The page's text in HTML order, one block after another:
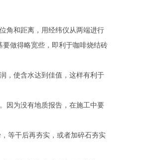
和距离，用经纬仪从两端进行
做得略宽些，即利于咖啡烧结砖
使含水达到佳值，这样有利于
为没有地质报告，在施工中要
等干后再夯实，或者加碎石夯实